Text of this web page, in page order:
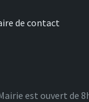
de contact
est ouvert de